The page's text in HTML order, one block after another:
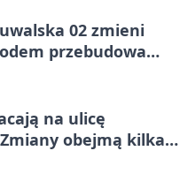
02 zmieni
przebudowa
na ulicę
obejmą kilka